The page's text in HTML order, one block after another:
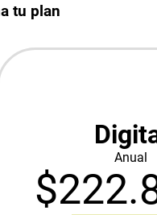
tu plan
Anual